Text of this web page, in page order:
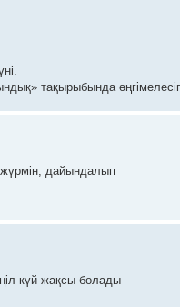
тақырыбында
дайындалып
күй жақсы болады